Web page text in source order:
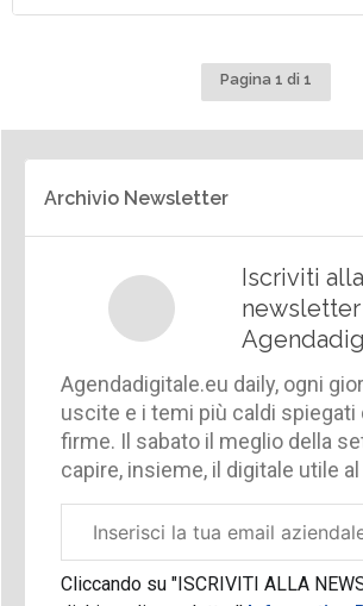
Pagina 1 di 1
Archivio Newsletter
Iscriviti alla
Agendadigitale.eu daily, ogni
uscite e i temi più caldi spiegati
firme. Il sabato il meglio della
capire, insieme, il digitale utile al
aziendale
Cliccando su "ISCRIVITI ALLA